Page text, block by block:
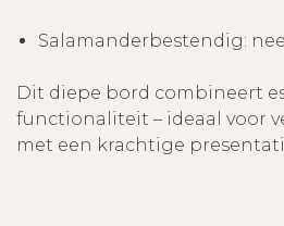
Salamanderbestendig: nee
Dit diepe bord combineert
functionaliteit – ideaal voor
met een krachtige